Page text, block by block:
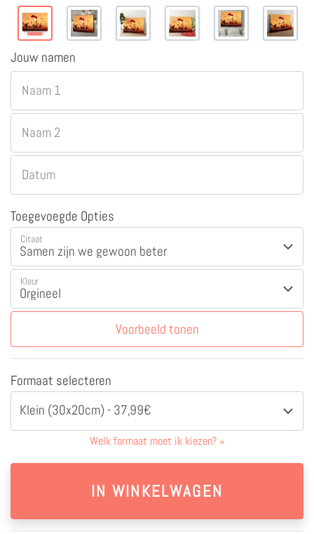
Jouw namen
Naam 1
Naam 2
Datum
Toegevoegde Opties
Citaat
Kleur
Voorbeeld tonen
Formaat selecteren
Klein (30x20cm) - 37,99€
Welk formaat moet ik kiezen? »